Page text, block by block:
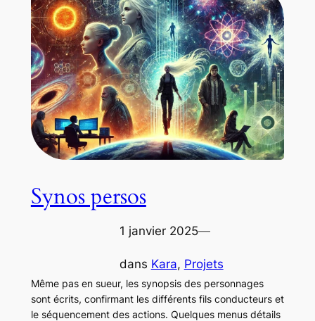
Synos persos
1 janvier 2025—
dans Kara, Projets
Même pas en sueur, les synopsis des personnages
sont écrits, confirmant les différents fils conducteurs et
le séquencement des actions. Quelques menus détails